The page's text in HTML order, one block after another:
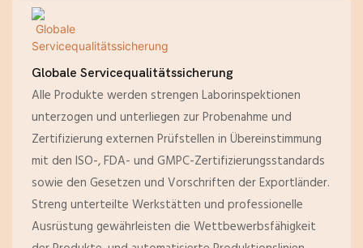
Globale Servicequalitätssicherung
Alle Produkte werden strengen Laborinspektionen
unterzogen und unterliegen zur Probenahme und
Zertifizierung externen Prüfstellen in Übereinstimmung
mit den ISO-, FDA- und GMPC-Zertifizierungsstandards
sowie den Gesetzen und Vorschriften der Exportländer.
Streng unterteilte Werkstätten und professionelle
Ausrüstung gewährleisten die Wettbewerbsfähigkeit